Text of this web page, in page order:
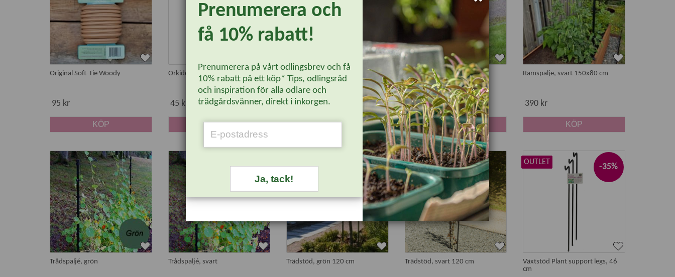
Original Soft-Tie Woody
95 kr
KÖP
Orkidéclips Dragonfly, 10-pack
45 kr
KÖP
Orkidéclips Versatile, 12-pack
45 kr
KÖP
Ramspalje, grön 150x80 cm
390 kr
KÖP
Ramspalje, svart 150x80 cm
390 kr
KÖP
Trådspaljé, grön Trådspaljé, svart Trädstöd, grön 120 cm Trädstöd, svart 120 cm
-35%
OUTLET
Växtstöd Plant support legs, 46
cm
Prenumerera och
få 10% rabatt!
Prenumerera på vårt odlingsbrev och få
10% rabatt på ett köp* Tips, odlingsråd
och inspiration för alla odlare och
trädgårdsvänner, direkt i inkorgen.
Ja, tack!